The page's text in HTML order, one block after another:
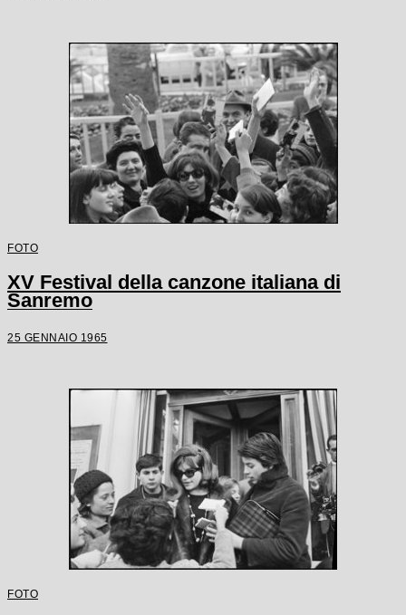
FOTO
XV Festival della canzone italiana di
Sanremo
25 GENNAIO 1965
FOTO